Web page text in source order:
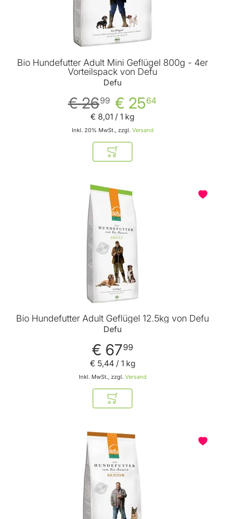
Bio Hundefutter Adult Mini Geflügel 800g - 4er
Vorteilspack von Defu
Defu
€ 2564
€ 2699
Inkl. 20% MwSt., zzgl. Versand
€ 8,01 / 1 kg
In den Warenkorb
Bio Hundefutter Adult Geflügel 12.5kg von Defu
Defu
€ 6799
Inkl. MwSt., zzgl. Versand
€ 5,44/ 1 kg
In den Warenkorb